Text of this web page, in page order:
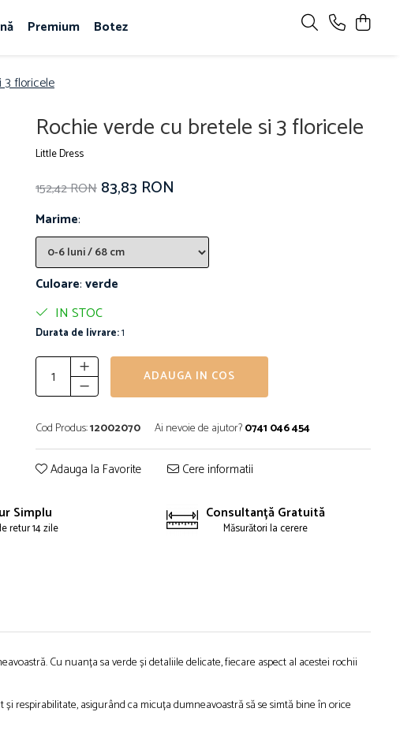
Premium Botez
3 floricele
Rochie verde cu bretele si 3 floricele
Little Dress
152,42 RON 83,83 RON
Marime:
Culoare:verde
IN STOC
Durata de livrare:1
ADAUGA IN COS
Cod Produs:12002070 Ai nevoie de ajutor?0741 046 454
Adauga la Favorite Cere informatii
Simplu
retur 14 zile
Consultanță Gratuită
Măsurători la cerere
Cu nuanța sa verde și detaliile delicate, fiecare aspect al acestei rochii
respirabilitate, asigurând ca micuța dumneavoastră să se simtă bine în orice